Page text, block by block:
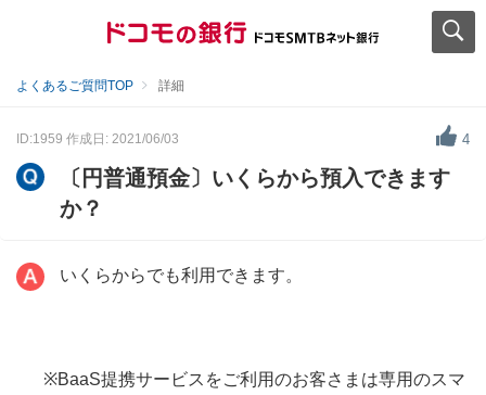
よくあるご質問TOP 詳細
ID:1959 作成日: 2021/06/03 4
〔円普通預金〕いくらから預入できます
か？
いくらからでも利用できます。
※BaaS提携サービスをご利用のお客さまは専用のスマ